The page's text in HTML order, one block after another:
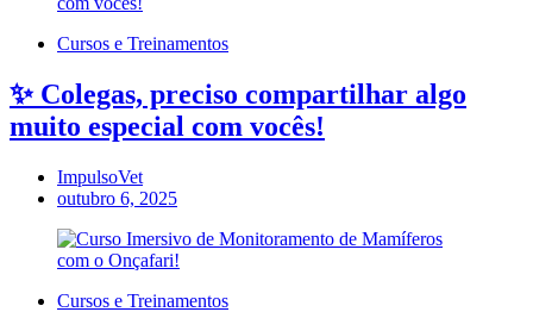
Cursos e Treinamentos
✨ Colegas, preciso compartilhar algo
muito especial com vocês!
ImpulsoVet
outubro 6, 2025
Cursos e Treinamentos